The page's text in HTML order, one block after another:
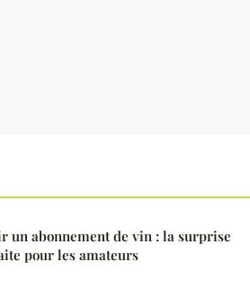
un abonnement de vin : la surprise
pour les amateurs